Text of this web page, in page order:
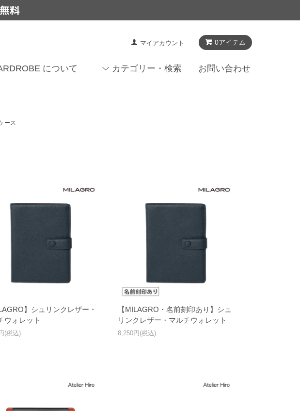
料
0アイテム
マイアカウント
について カテゴリー・検索 お問い合わせ
ース
】シュリンクレザー・
ウォレット
(税込)
【MILAGRO・名前刻印あり】シュ
リンクレザー・マルチウォレット
8,250円(税込)